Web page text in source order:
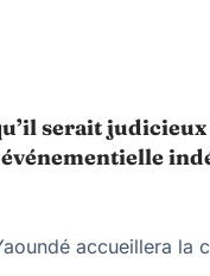
serait
accueillera la